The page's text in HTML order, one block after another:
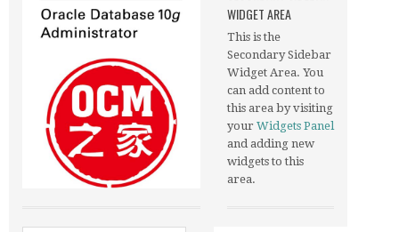
WIDGET AREA
This is the
Secondary Sidebar
Widget Area. You
can add content to
this area by visiting
your Widgets Panel
and adding new
widgets to this
area.